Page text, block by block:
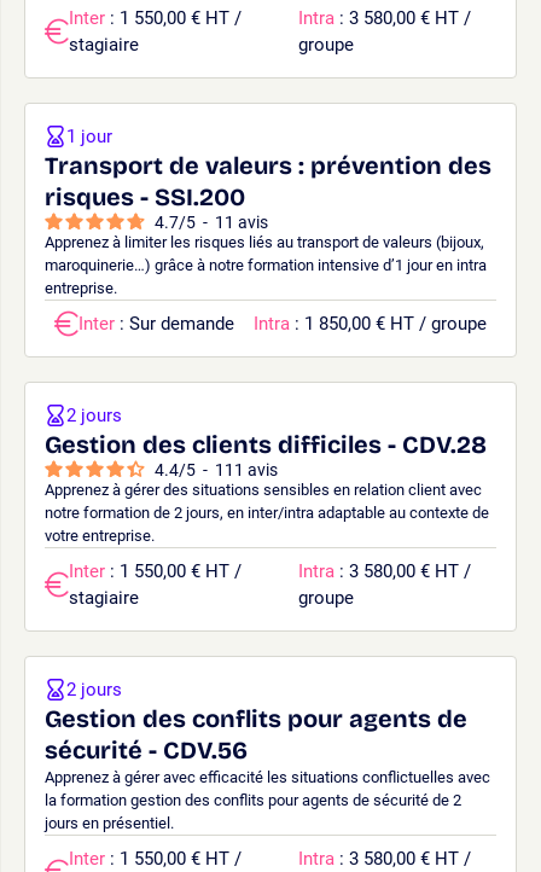
Inter : 1 550,00 € HT /
stagiaire
Intra : 3 580,00 € HT /
groupe
Transport de valeurs : prévention des
risques - SSI.200
4.7/5 - 11 avis
Apprenez à limiter les risques liés au transport de valeurs (bijoux,
maroquinerie…) grâce à notre formation intensive d’1 jour en intra
entreprise.
1 jour
Inter : Sur demande Intra : 1 850,00 € HT / groupe
Gestion des clients difficiles - CDV.28
4.4/5 - 111 avis
Apprenez à gérer des situations sensibles en relation client avec
notre formation de 2 jours, en inter/intra adaptable au contexte de
votre entreprise.
2 jours
Inter : 1 550,00 € HT /
stagiaire
Intra : 3 580,00 € HT /
groupe
Gestion des conflits pour agents de
sécurité - CDV.56
Apprenez à gérer avec efficacité les situations conflictuelles avec
la formation gestion des conflits pour agents de sécurité de 2
jours en présentiel.
2 jours
Inter : 1 550,00 € HT /
Intra : 3 580,00 € HT /